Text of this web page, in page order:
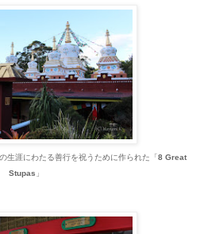
生涯にわたる善行を祝うために作られた 「 8 Great
Stupas 」